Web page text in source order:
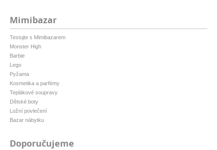
Mimibazar
Testujte s Mimibazarem
Monster High
Barbie
Lego
Pyžama
Kosmetika a parfémy
Teplákové soupravy
Dětské boty
Ložní povlečení
Bazar nábytku
Doporučujeme